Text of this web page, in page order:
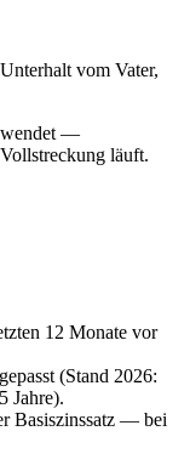
vom Vater,
—
läuft.
12 Monate vor
(Stand 2026:
Jahre).
Basiszinssatz — bei